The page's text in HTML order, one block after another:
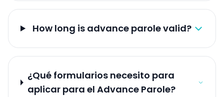
How long is advance parole valid?
¿Qué formularios necesito para
aplicar para el Advance Parole?